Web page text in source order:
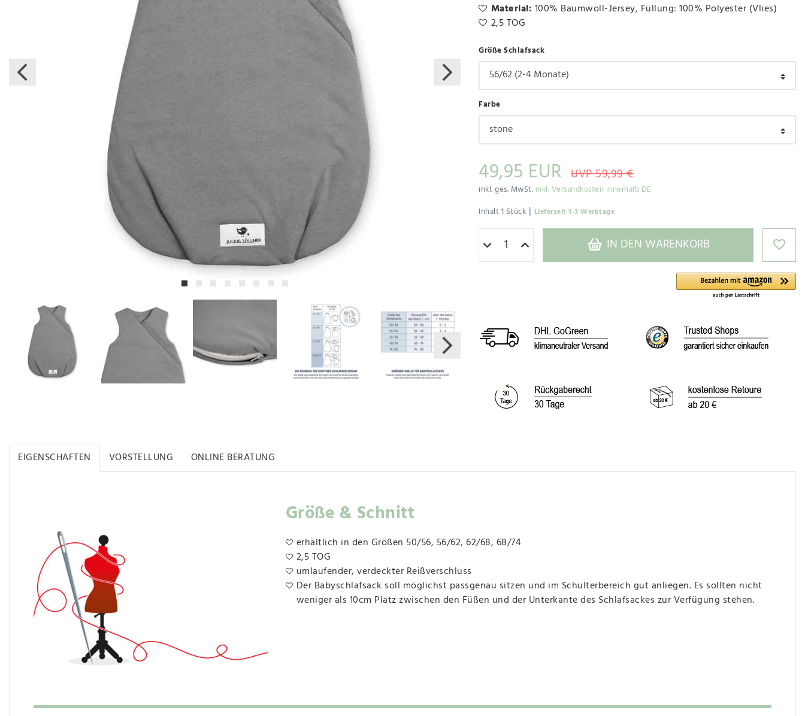
Material: 100% Baumwoll-Jersey, Füllung: 100% Polyester (Vlies)
2,5 TOG
Größe Schlafsack
Farbe
49,95 EUR UVP 59,99 €
inkl. ges. MwSt. inkl. Versandkosten innerhalb DE
Inhalt1 Stück | Lieferzeit 1-3 Werktage
IN DEN WARENKORB
EIGENSCHAFTEN VORSTELLUNG ONLINE BERATUNG
Größe & Schnitt
erhältlich in den Größen 50/56, 56/62, 62/68, 68/74
2,5 TOG
umlaufender, verdeckter Reißverschluss
Der Babyschlafsack soll möglichst passgenau sitzen und im Schulterbereich gut anliegen. Es sollten nicht
weniger als 10cm Platz zwischen den Füßen und der Unterkante des Schlafsackes zur Verfügung stehen.